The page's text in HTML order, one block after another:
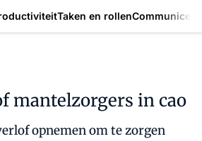
Taken en rollen
mantelzorgers in cao
opnemen om te zorgen